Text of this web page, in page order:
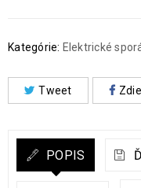
Kategórie: Elektrické
Tweet
POPIS